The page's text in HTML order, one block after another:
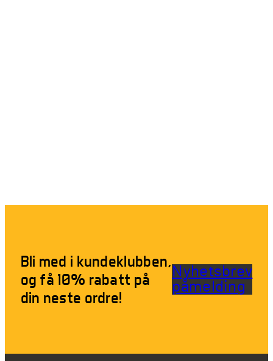
Bli med i kundeklubben,
og få 10% rabatt på
din neste ordre!
Nyhetsbrev
påmelding